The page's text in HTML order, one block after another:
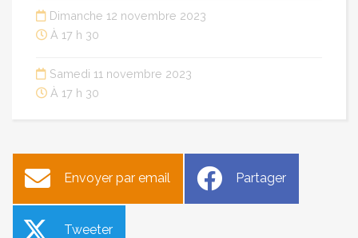
Dimanche 12 novembre 2023
À 17 h 30
Samedi 11 novembre 2023
À 17 h 30
Envoyer par email Partager
Tweeter